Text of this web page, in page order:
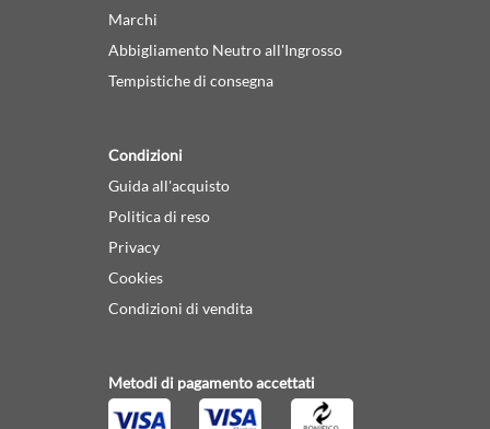
Marchi
Abbigliamento Neutro all'Ingrosso
Tempistiche di consegna
Condizioni
Guida all'acquisto
Politica di reso
Privacy
Cookies
Condizioni di vendita
Metodi di pagamento accettati